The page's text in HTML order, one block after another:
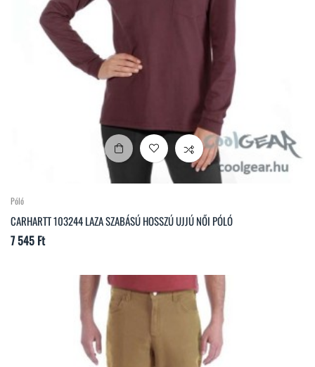
Póló
CARHARTT 103244 LAZA SZABÁSÚ HOSSZÚ UJJÚ NŐI PÓLÓ
Ár
7 545 Ft